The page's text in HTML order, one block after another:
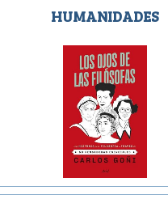
HUMANIDADES